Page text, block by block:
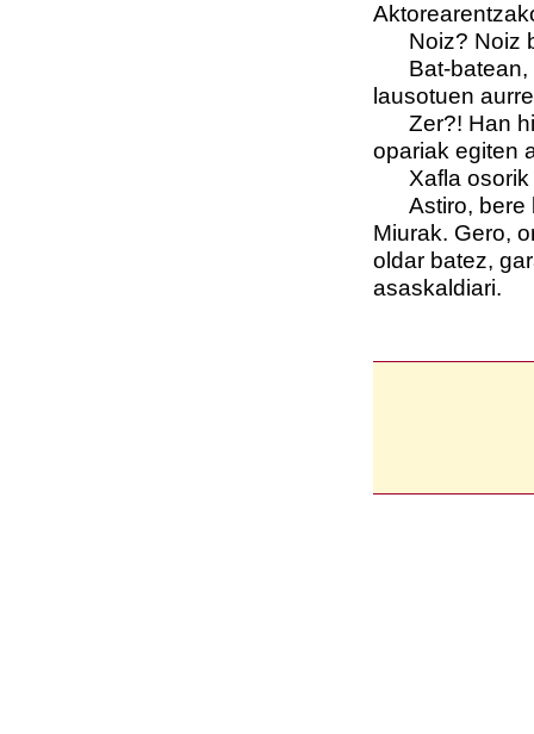
Noiz? Noiz
Bat-
lausotuen
Zer?! Han
opariak egiten
Xafla
Astiro, bere
Miurak. Gero,
oldar batez,
asaskaldiari.